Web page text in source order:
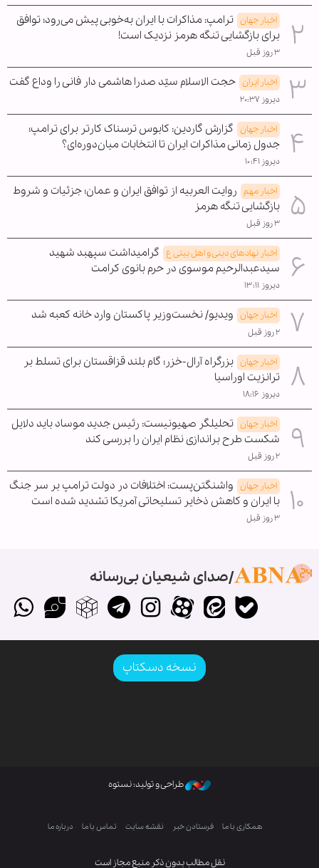
اخبار جهان ترامپ: مذاکرات با ایران به‌خوبی پیش می‌رود؛ توافق
برای بازگشایی تنگه هرمز نزدیک است!
۳ روز قبل
اخبار ایران حجت الاسلام سیّد صدرا هاشمی دار فانی را وداع گفت
دیروز ۲۰:۳۷
اخبار جهان گزارش گاردین: کابوس ترسناک کارتر برای ترامپ؛
جدول زمانی مذاکرات ایران تا انتخابات میان‌دوره‌ای؟
دیروز ۱۰:۴۱
اخبار مهم روایت العربیه از توافق ایران و عمان؛ جزئیات و شروط
بازگشایی تنگه هرمز
۳ روز قبل
اخبار نهادهای دینی و اهل بیتی ع گرامیداشت سپهبد شهید
سیدعبدالرحیم موسوی در حرم بانوی کرامت
دیروز ۱۳:۱۱
اخبار جهان ویدیو/ نخست‌وزیر پاکستان وارد خانه کعبه شد
۲ روز قبل
اخبار جهان بزرگراه آرال-خزر؛ گام بلند قزاقستان برای تسلط بر
ترانزیت اوراسیا
دیروز ۱۸:۱۶
اخبار جهان تحلیلگر صهیونیست: رئیس جدید موساد باید دلایل
شکست طرح براندازی نظام ایران را بررسی کند
۲ روز قبل
اخبار جهان واشنگتن‌پست: اختلافات در دولت ترامپ بر سر جنگ
با ایران و کاهش ذخایر تسلیحاتی آمریکا تشدید شده است
۳ روز قبل
صدای شیعیان بی‌رسانه
نسخه دسکتاپ
نقل مطالب بدون ذکر منبع مجاز است
طراحی و تولید: نستوه
همکاری با ما فرستادن خبر نقشه سایت تماس با ما درباره ما